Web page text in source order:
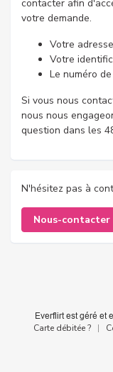
contacter afin
votre demande.
Votre
Votre
Le numéro
Si vous nous
nous nous
question dans les
N'hésitez pas à
Nous-contacter
Carte débitée ? |